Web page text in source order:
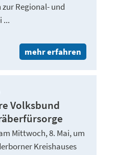
Regional- und
...
mehr erfahren
Volksbund
Mittwoch, 8. Mai, um
Kreishauses